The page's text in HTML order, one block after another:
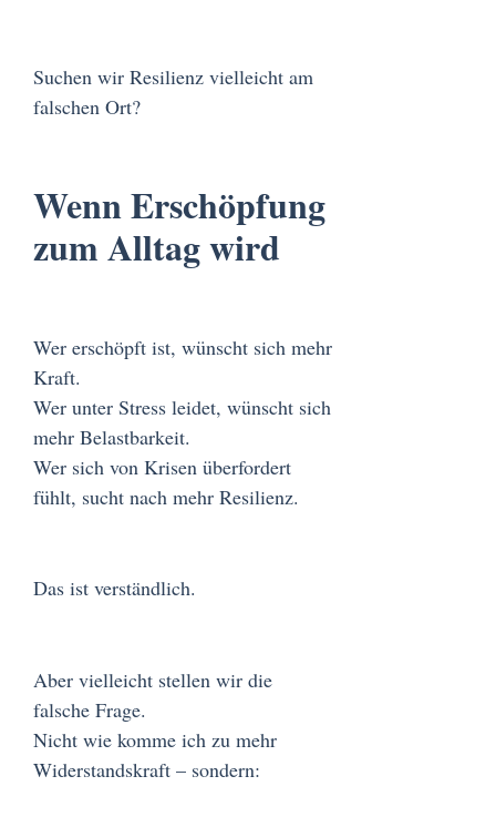
Suchen wir Resilienz vielleicht am
falschen Ort?
Wenn Erschöpfung
zum Alltag wird
Wer erschöpft ist, wünscht sich mehr
Kraft.
Wer unter Stress leidet, wünscht sich
mehr Belastbarkeit.
Wer sich von Krisen überfordert
fühlt, sucht nach mehr Resilienz.
Das ist verständlich.
Aber vielleicht stellen wir die
falsche Frage.
Nicht wie komme ich zu mehr
Widerstandskraft – sondern: